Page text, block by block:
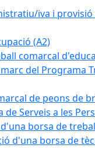
iva i
(A2)
comarcal
del Programa
de peons de
Serveis a les
borsa de
d'una borsa de